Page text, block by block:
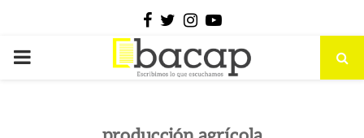
Facebook
Twitter
Instagram
Youtube
PRIMARY